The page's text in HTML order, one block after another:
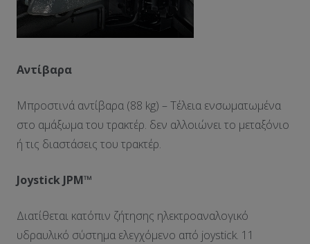
Αντίβαρα
Μπροστινά αντίβαρα (88 kg) – Τέλεια ενσωματωμένα
στο αμάξωμα του τρακτέρ. δεν αλλοιώνει το μεταξόνιο
ή τις διαστάσεις του τρακτέρ.
Joystick JPM™
Διατίθεται κατόπιν ζήτησης ηλεκτροαναλογικό
υδραυλικό σύστημα ελεγχόμενο από joystick. 11